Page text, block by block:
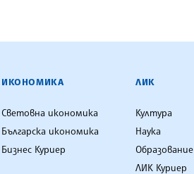
ИКОНОМИКА
Световна икономика
Българска икономика
Бизнес Куриер
ЛИК
Култура
Наука
Образование
ЛИК Куриер